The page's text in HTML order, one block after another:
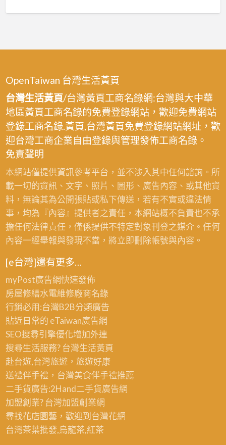
OpenTaiwan 台灣生活黃頁
台灣生活黃頁/台灣黃頁工商名錄網:台灣與大中華
地區黃頁工商名錄的免費登錄網站，歡迎免費網站
登錄工商名錄.黃頁,台灣黃頁免費登錄網站網址，歡
迎台灣工商企業自由登錄與管理發佈工商名錄。
免責聲明
本網站僅提供資訊參考平台，並不涉入其中任何諮詢。所
載一切的資訊、文字、照片、圖形、廣告內容、或其他資
料，無論其為公開張貼或私下傳送，若有不實或違法情
事，均為『內容』提供者之責任，本網站概不負責也不承
擔任何法律責任，僅係提供不特定對象刊登之媒介。任何
內容一經舉報與發現不當，將立即刪除帳號與內容。
[e台灣]還有更多…
myPost廣告網快速發佈
房屋修繕水電維修廠商名錄
行銷必用:台灣B2B分類廣告
貼近日常的 eTaiwan廣告網
SEO搜尋引擎優化增加外連
搜尋生活服務? 台灣生活黃頁
赴台遊,台灣旅遊，旅遊好康
送禮伴手禮，台灣美食伴手禮推薦
二手貨廣告:2Hand二手貨廣告網
加盟創業? 台灣加盟創業網
尋找花店園藝，歡迎到 台灣花網
台灣茶葉批發,烏龍茶,紅茶